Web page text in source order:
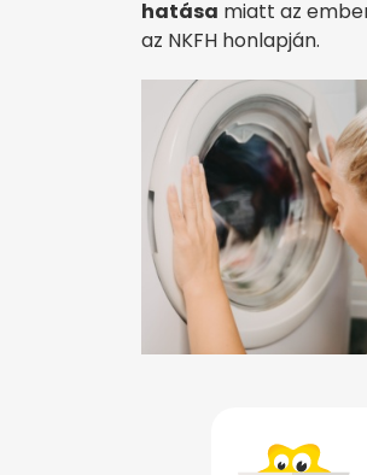
hatása miatt az
az NKFH honlapján.